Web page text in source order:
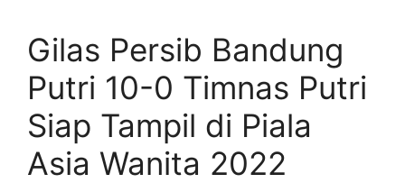
Gilas Persib Bandung
Putri 10-0 Timnas Putri
Siap Tampil di Piala
Asia Wanita 2022